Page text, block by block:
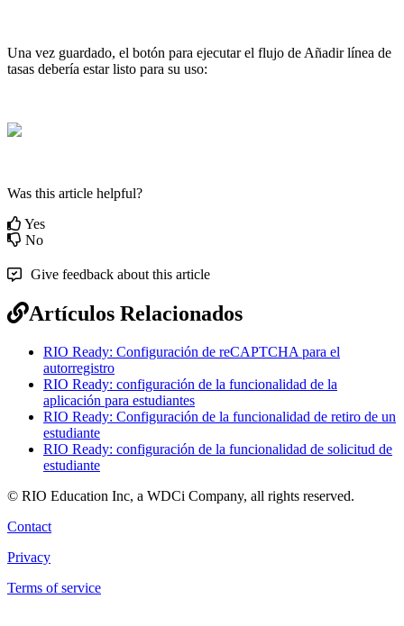
Una vez guardado, el botón para ejecutar el flujo de Añadir línea de
tasas debería estar listo para su uso:
Was this article helpful?
Yes
No
Give feedback about this article
Artículos Relacionados
RIO Ready: Configuración de reCAPTCHA para el
autorregistro
RIO Ready: configuración de la funcionalidad de la
aplicación para estudiantes
RIO Ready: Configuración de la funcionalidad de retiro de un
estudiante
RIO Ready: configuración de la funcionalidad de solicitud de
estudiante
© RIO Education Inc, a WDCi Company, all rights reserved.
Contact
Privacy
Terms of service